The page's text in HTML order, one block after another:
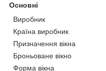
Основні
Виробник
Країна виробник
Призначення вікна
Броньоване вікно
Форма вікна